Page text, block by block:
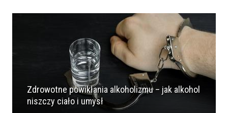
Zdrowotne powikłania alkoholizmu – jak alkohol
niszczy ciało i umysł